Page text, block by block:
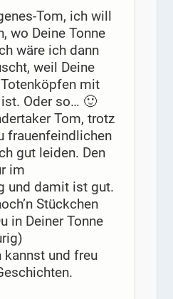
Tom, ich will
wo Deine Tonne
wäre ich dann
weil Deine
mit
Oder so… 🙂
Tom, trotz
frauenfeindlichen
gut leiden. Den
im
und damit ist gut.
Stückchen
in Deiner Tonne
und freu